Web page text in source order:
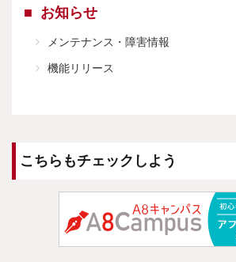
お知らせ
メンテナンス・障害情報
機能リリース
こちらもチェックしよう